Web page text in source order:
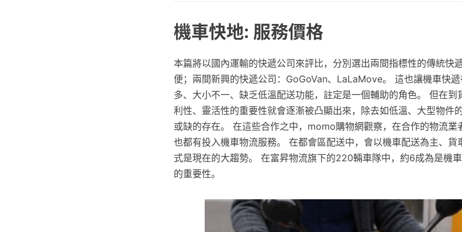
機車快地: 服務價格
本篇將以國內運輸的快遞公司來評比，分別選出兩間指標性的傳統快
便；兩間新興的快遞公司：GoGoVan、LaLaMove。 這也讓機車快
多、大小不一、缺乏低溫配送功能，註定是一個輔助的角色。 但在
利性、靈活性的重要性就會逐漸被凸顯出來，除去如低溫、大型物件
或缺的存在。 在這些合作之中，momo購物網觀察，在合作的物流業
也都有投入機車物流服務。 在都會區配送中，會以機車配送為主、貨
式是現在的大趨勢。 在富昇物流旗下的220輛車隊中，約6成為是機
的重要性。